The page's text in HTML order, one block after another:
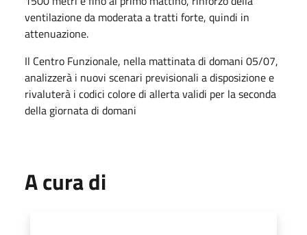
ventilazione da moderata a tratti forte, quindi in
attenuazione.
Il Centro Funzionale, nella mattinata di domani 05/07,
analizzerà i nuovi scenari previsionali a disposizione e
rivaluterà i codici colore di allerta validi per la seconda
della giornata di domani
A cura di